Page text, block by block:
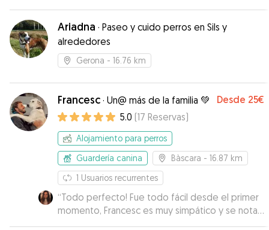
un rato genial. In total confianza con Joana. No
dudaremos de dejarlo de nuevo con ella.
Gracias!”
Ariadna · Paseo y cuido perros en Sils y
alrededores
Gerona - 16.76 km
Francesc · Un@ más de la familia 💚 Desde 25€
5.0 (17 Reservas)
Alojamiento para perros
Guardería canina
Bàscara - 16.87 km
1 Usuarios recurrentes
“Todo perfecto! Fue todo fácil desde el primer
momento, Francesc es muy simpático y se nota
que sabe mucho de perros. Dejamos a Bosco